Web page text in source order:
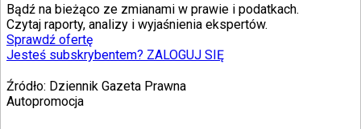
Bądź na bieżąco ze zmianami w prawie i podatkach.
Czytaj raporty, analizy i wyjaśnienia ekspertów.
Sprawdź ofertę
Jesteś subskrybentem? ZALOGUJ SIĘ
Źródło: Dziennik Gazeta Prawna
Autopromocja